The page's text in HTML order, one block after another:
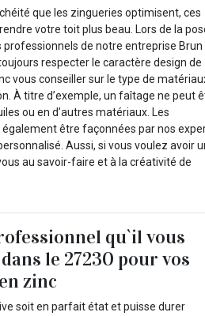
que les zingueries optimisent, ces
votre toit plus beau. Lors de la
professionnels de notre entreprise Brun
respecter le caractère design de
vous conseiller sur le type de
À titre d’exemple, un faîtage ne peut
ou en d’autres matériaux. Les
être façonnées par nos
Aussi, si vous voulez avoir
au savoir-faire et à la créativité de
qu`il vous
le 27230 pour vos
zinc
soit en parfait état et puisse durer